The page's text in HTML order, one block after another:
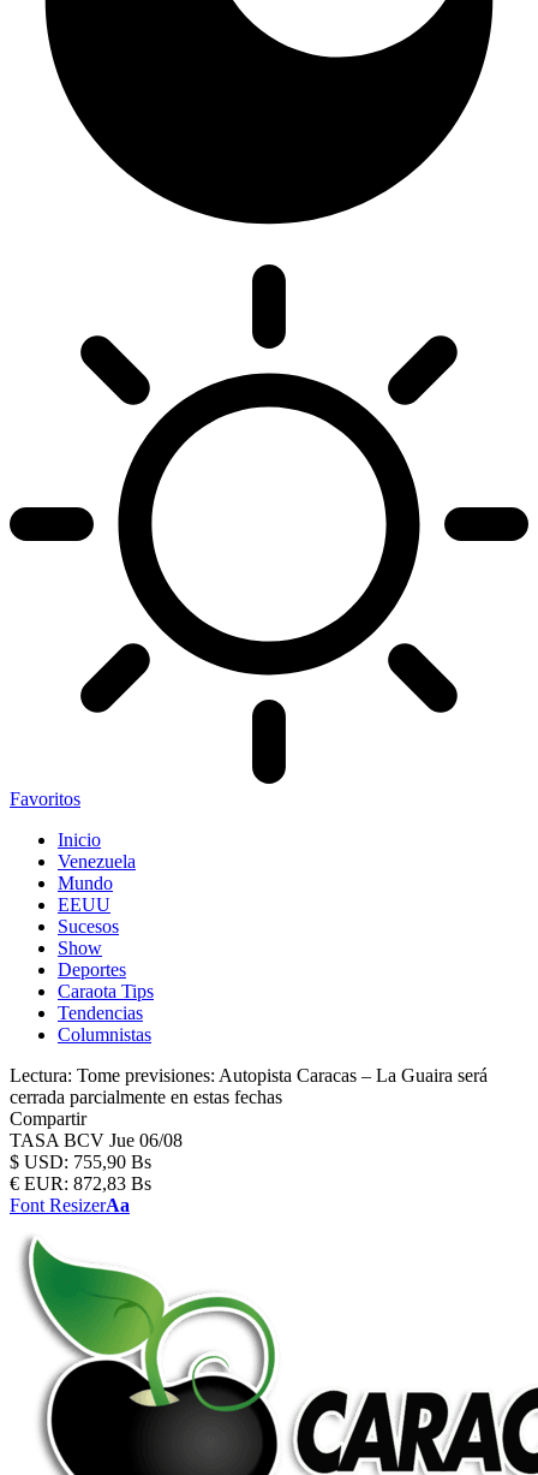
Favoritos
Inicio
Venezuela
Mundo
EEUU
Sucesos
Show
Deportes
Caraota Tips
Tendencias
Columnistas
Lectura: Tome previsiones: Autopista Caracas – La Guaira será
cerrada parcialmente en estas fechas
Compartir
TASA BCV Jue 06/08
$ USD: 755,90 Bs
€ EUR: 872,83 Bs
Font ResizerAa